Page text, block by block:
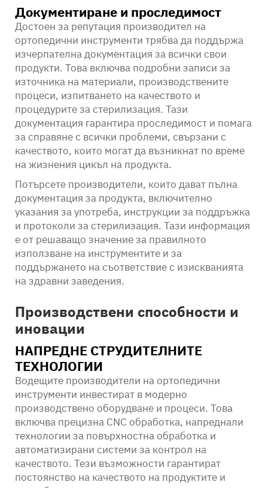
Документиране и проследимост
Достоен за репутация производител на
ортопедични инструменти трябва да поддържа
изчерпателна документация за всички свои
продукти. Това включва подробни записи за
източника на материали, производствените
процеси, изпитването на качеството и
процедурите за стерилизация. Тази
документация гарантира проследимост и помага
за справяне с всички проблеми, свързани с
качеството, които могат да възникнат по време
на жизнения цикъл на продукта.
Потърсете производители, които дават пълна
документация за продукта, включително
указания за употреба, инструкции за поддръжка
и протоколи за стерилизация. Тази информация
е от решаващо значение за правилното
използване на инструментите и за
поддържането на съответствие с изискванията
на здравни заведения.
Производствени способности и
иновации
НАПРЕДНЕ СТРУДИТЕЛНИТЕ
ТЕХНОЛОГИИ
Водещите производители на ортопедични
инструменти инвестират в модерно
производствено оборудване и процеси. Това
включва прецизна CNC обработка, напреднали
технологии за повърхностна обработка и
автоматизирани системи за контрол на
качеството. Тези възможности гарантират
постоянство на качеството на продуктите и